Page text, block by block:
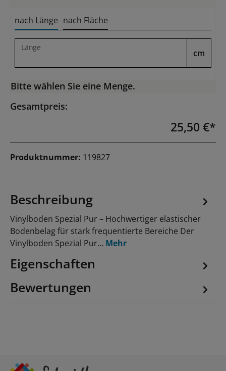
nach Länge nach Fläche
Länge
cm
Bitte wählen Sie eine Menge.
Gesamtpreis:
25,50 €*
Produktnummer: 119827
Beschreibung
Vinylboden Spezial Pur – Hochwertiger elastischer
Bodenbelag für stark frequentierte Bereiche Der
Vinylboden Spezial Pur… Mehr
Eigenschaften
Bewertungen